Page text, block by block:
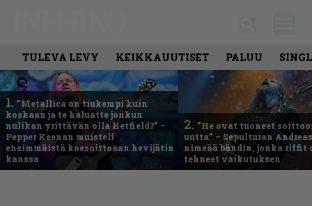
TULEVA LEVY KEIKKAUUTISET PALUU
1. ”Metallica on tiukempi kuin
koskaan ja te haluatte jonkun
nulikan yrittävän olla Hetfield?” –
Pepper Keenan muisteli
ensimmäistä koesoittoaan hevijätin
kanssa
2. ”He ovat tuoneet
uutta” – Sepulturan
nimeää bändin, jonka riffit
tehneet vaikutuksen